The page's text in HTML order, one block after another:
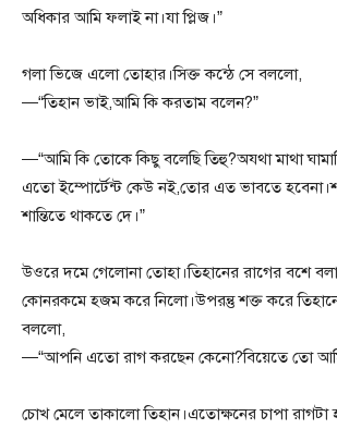
অধিকার আমি ফলাই না।যা প্লিজ।”
গলা ভিজে এলো তোহার।সিক্ত কন্ঠে সে বললো,
—“তিহান ভাই,আমি কি করতাম বলেন?”
—“আমি কি তোকে কিছু বলেছি তিহু?অযথা মাথা
এতো ইম্পোর্টেন্ট কেউ নই,তোর এত ভাবতে
শান্তিতে থাকতে দে।”
উওরে দমে গেলোনা তোহা।তিহানের রাগের বশে
কোনরকমে হজম করে নিলো।উপরন্তু শক্ত করে
বললো,
—“আপনি এতো রাগ করছেন কেনো?বিয়েতে তো আমি
চোখ মেলে তাকালো তিহান।এতোক্ষনের চাপা রাগটা